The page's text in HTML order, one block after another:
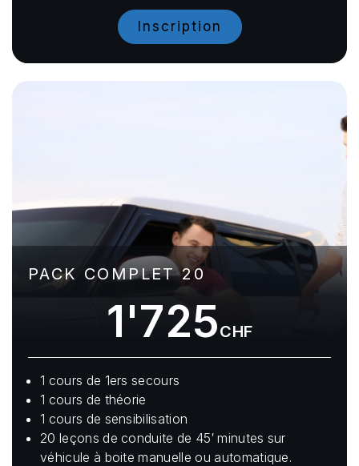
Inscription
PACK COMPLET 20
1'725CHF
1 cours de 1ers secours
1 cours de théorie
1 cours de sensibilisation
20 leçons de conduite de 45′ minutes sur
véhicule à boite manuelle ou automatique.